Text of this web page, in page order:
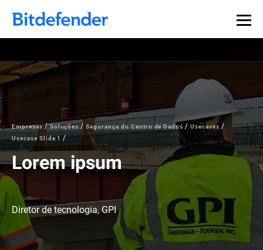
Empresas Soluções Segurança do Centro de Dados
Usecases
Usecase Slide 1
Lorem ipsum
Diretor de tecnologia, GPI